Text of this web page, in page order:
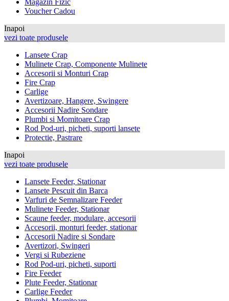
Magazin Fizic
Voucher Cadou
Inapoi
vezi toate produsele
Lansete Crap
Mulinete Crap, Componente Mulinete
Accesorii si Monturi Crap
Fire Crap
Carlige
Avertizoare, Hangere, Swingere
Accesorii Nadire Sondare
Plumbi si Momitoare Crap
Rod Pod-uri, picheti, suporti lansete
Protectie, Pastrare
Inapoi
vezi toate produsele
Lansete Feeder, Stationar
Lansete Pescuit din Barca
Varfuri de Semnalizare Feeder
Mulinete Feeder, Stationar
Scaune feeder, modulare, accesorii
Accesorii, monturi feeder, stationar
Accesorii Nadire si Sondare
Avertizori, Swingeri
Vergi si Rubeziene
Rod Pod-uri, picheti, suporti
Fire Feeder
Plute Feeder, Stationar
Carlige Feeder